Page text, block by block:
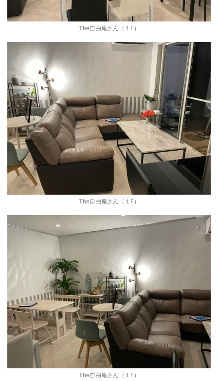
The自由庵さん（１F）
The自由庵さん（１F）
The自由庵さん（１F）